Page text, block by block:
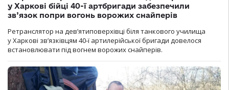
у Харкові бійці 40-ї артбригади забезпечили
зв’язок попри вогонь ворожих снайперів
Ретранслятор на дев’ятиповерхівці біля танкового училища
у Харкові зв’язківцям 40-ї артилерійської бригади довелося
встановлювати під вогнем ворожих снайперів.